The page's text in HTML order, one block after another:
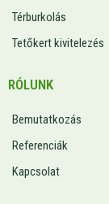
Térburkolás
Tetőkert kivitelezés
RÓLUNK
Bemutatkozás
Referenciák
Kapcsolat